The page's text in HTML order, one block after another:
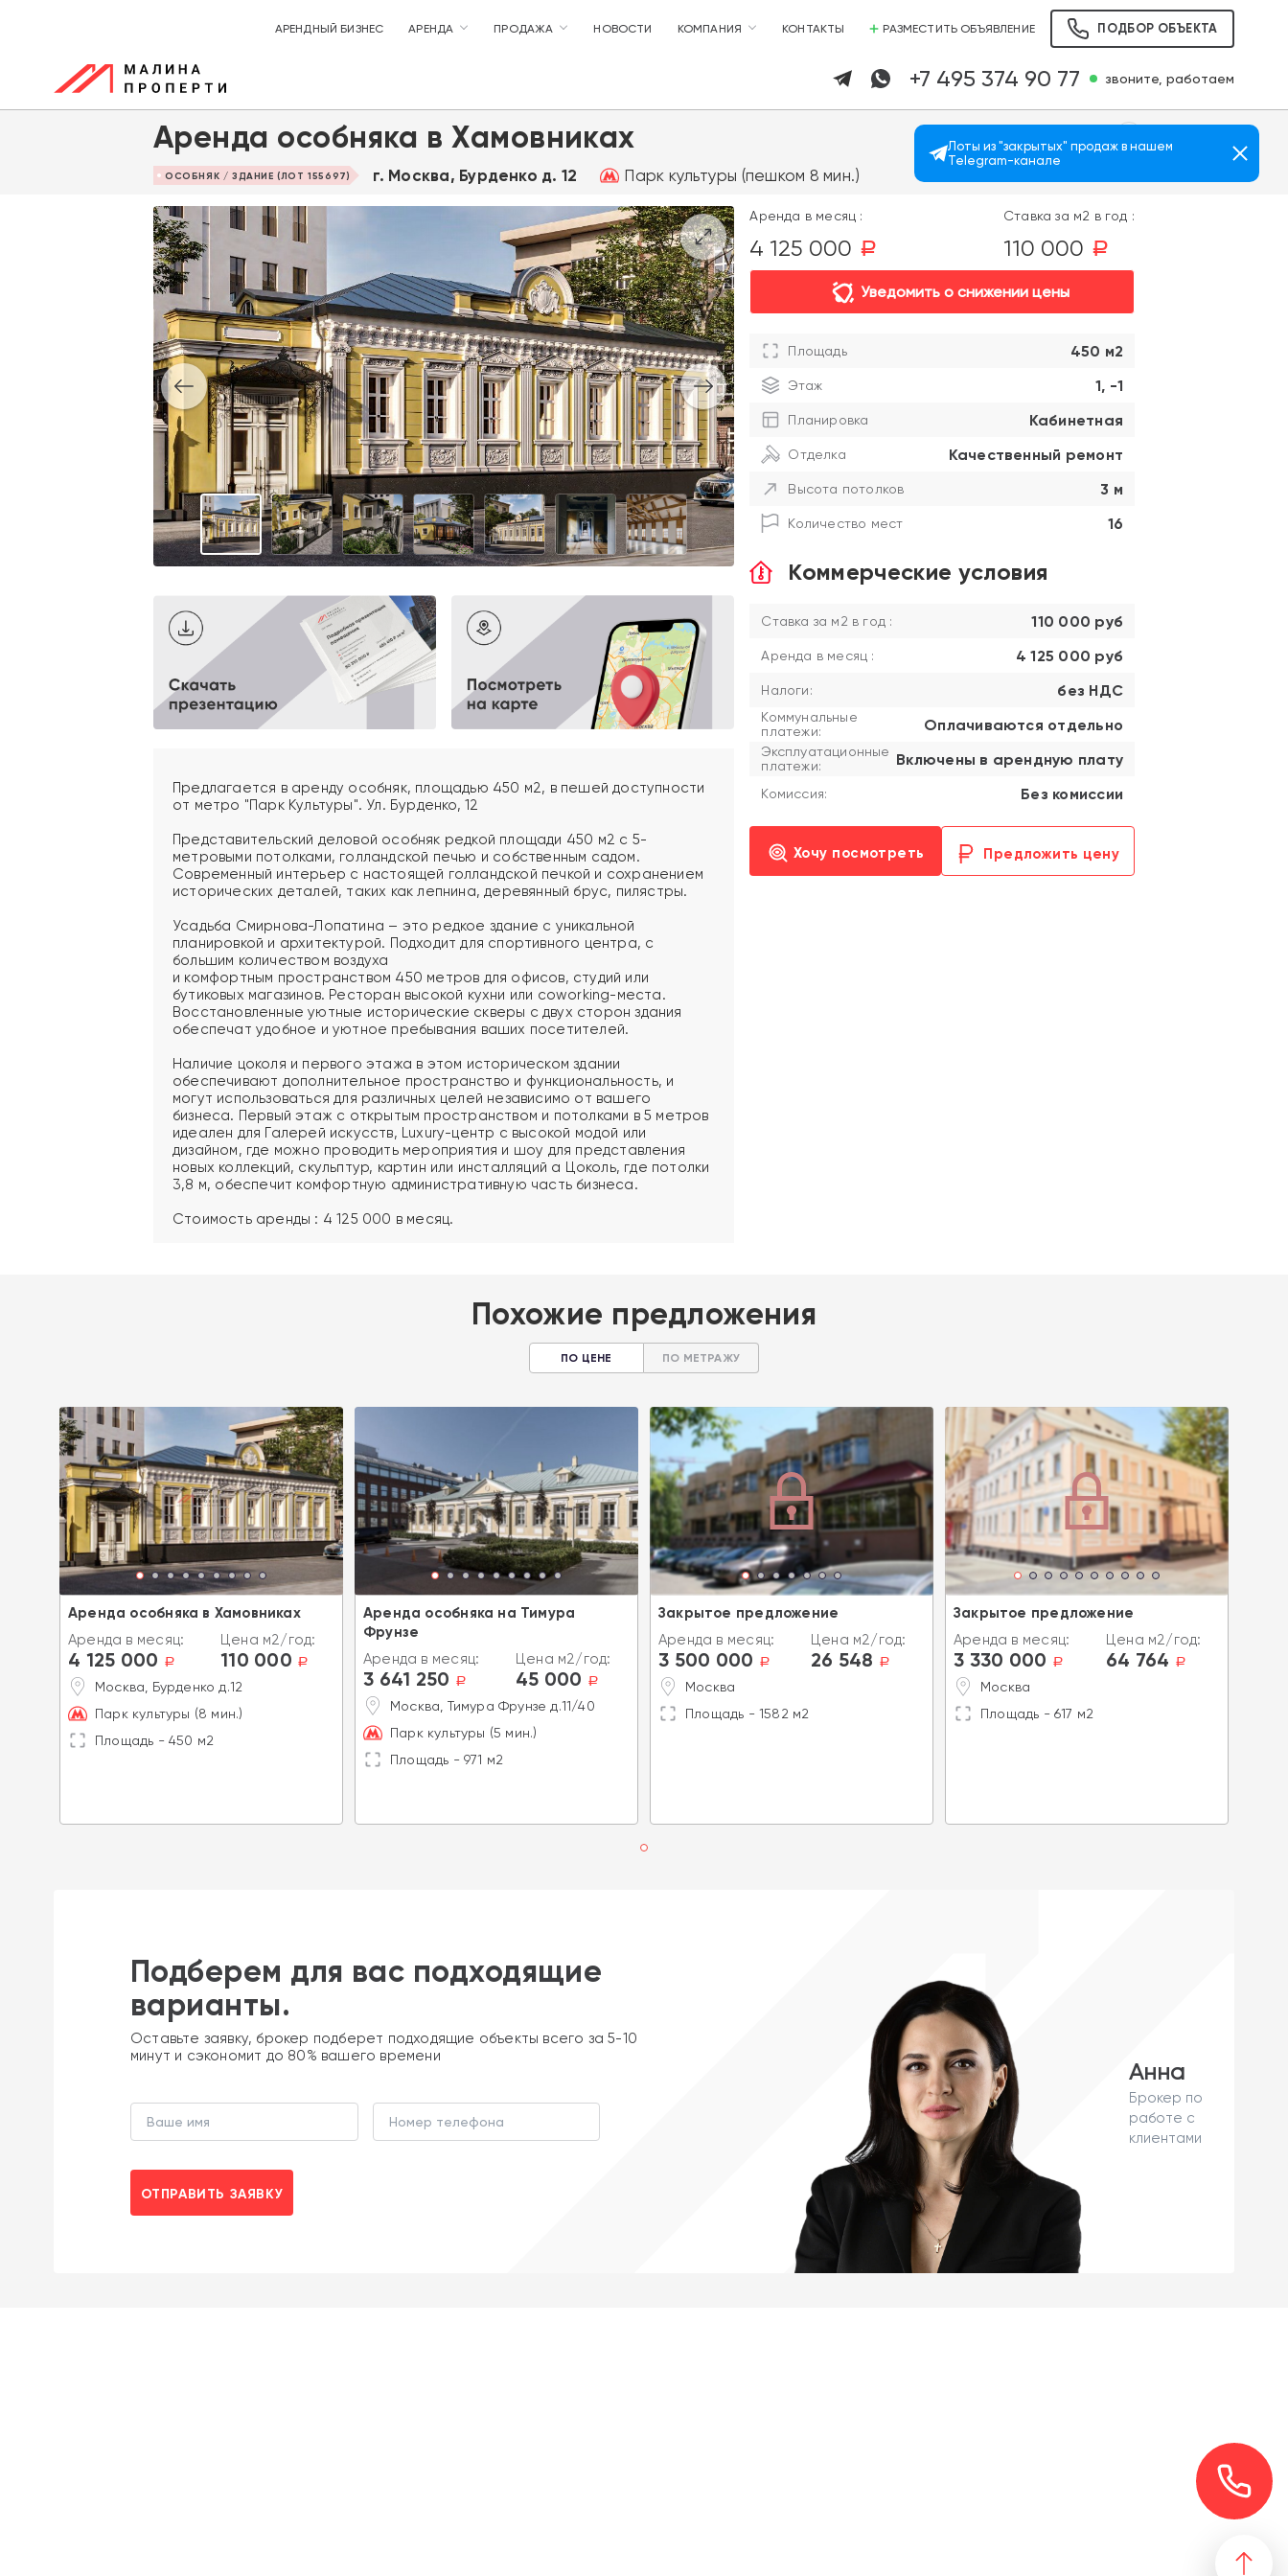
АРЕНДНЫЙ БИЗНЕС АРЕНДА ПРОДАЖА НОВОСТИ КОМПАНИЯ КОНТАКТЫ РАЗМЕСТИТЬ ОБЪЯВЛЕНИЕ ПОДБОР ОБЪЕКТА
+7 495 374 90 77 звоните, работаем
Аренда особняка в Хамовниках
ОСОБНЯК / ЗДАНИЕ (ЛОТ 155697) г. Москва, Бурденко д. 12 Парк культуры (пешком 8 мин.)
Предлагается в аренду особняк, площадью 450 м2, в пешей доступности
от метро "Парк Культуры". Ул. Бурденко, 12
Представительский деловой особняк редкой площади 450 м2 с 5-
метровыми потолками, голландской печью и собственным садом.
Современный интерьер с настоящей голландской печкой и сохранением
исторических деталей, таких как лепнина, деревянный брус, пилястры.
Усадьба Смирнова-Лопатина – это редкое здание с уникальной
планировкой и архитектурой. Подходит для спортивного центра, с
большим количеством воздуха
и комфортным пространством 450 метров для офисов, студий или
бутиковых магазинов. Ресторан высокой кухни или coworking-места.
Восстановленные уютные исторические скверы с двух сторон здания
обеспечат удобное и уютное пребывания ваших посетителей.
Наличие цоколя и первого этажа в этом историческом здании
обеспечивают дополнительное пространство и функциональность, и
могут использоваться для различных целей независимо от вашего
бизнеса. Первый этаж с открытым пространством и потолками в 5 метров
идеален для Галерей искусств, Luxury-центр с высокой модой или
дизайном, где можно проводить мероприятия и шоу для представления
новых коллекций, скульптур, картин или инсталляций а Цоколь, где потолки
3,8 м, обеспечит комфортную административную часть бизнеса.
Стоимость аренды : 4 125 000 в месяц.
Аренда в месяц :
4 125 000 a
Ставка за м2 в год :
110 000 a
Уведомить о снижении цены
Площадь 450 м2
Этаж 1, -1
Планировка Кабинетная
Отделка Качественный ремонт
Высота потолков 3 м
Количество мест 16
Коммерческие условия
Ставка за м2 в год : 110 000 руб
Аренда в месяц : 4 125 000 руб
Налоги: без НДС
Коммунальные
платежи:
Оплачиваются отдельно
Эксплуатационные
платежи:
Включены в арендную плату
Комиссия: Без комиссии
Хочу посмотреть Предложить цену
Похожие предложения
ПО ЦЕНЕ ПО МЕТРАЖУ
Аренда особняка в Хамовниках
Аренда в месяц:
4 125 000 a
Цена м2/год:
110 000 a
Москва, Бурденко д.12
Парк культуры (8 мин.)
Площадь - 450 м2
Аренда особняка на Тимура
Фрунзе
Аренда в месяц:
3 641 250 a
Цена м2/год:
45 000 a
Москва, Тимура Фрунзе д.11/40
Парк культуры (5 мин.)
Площадь - 971 м2
Закрытое предложение
Аренда в месяц:
3 500 000 a
Цена м2/год:
26 548 a
Москва
Площадь - 1582 м2
Закрытое предложение
Аренда в месяц:
3 330 000 a
Цена м2/год:
64 764 a
Москва
Площадь - 617 м2
Подберем для вас подходящие
варианты.
Оставьте заявку, брокер подберет подходящие объекты всего за 5-10
минут и сэкономит до 80% вашего времени
ОТПРАВИТЬ ЗАЯВКУ
Анна
Брокер по
работе с
клиентами
Лоты из "закрытых" продаж в нашем
Telegram-канале